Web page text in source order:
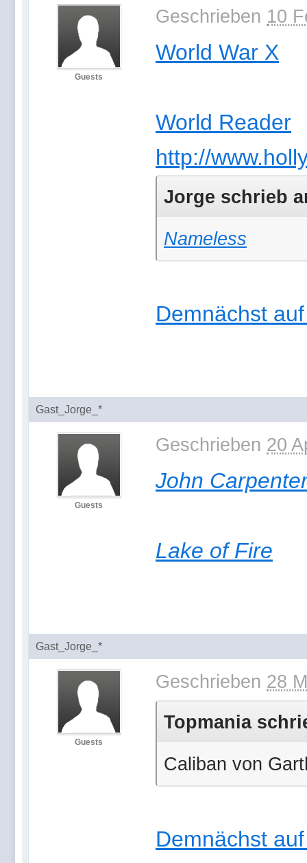
Guests
Geschrieben 10
World War X
World Reader
http://
Jorge schrieb
Nameless
Demnächst
Gast_Jorge_*
Guests
Geschrieben 20
John
Lake of Fire
Gast_Jorge_*
Guests
Geschrieben 28
Topmania
Caliban von
Demnächst